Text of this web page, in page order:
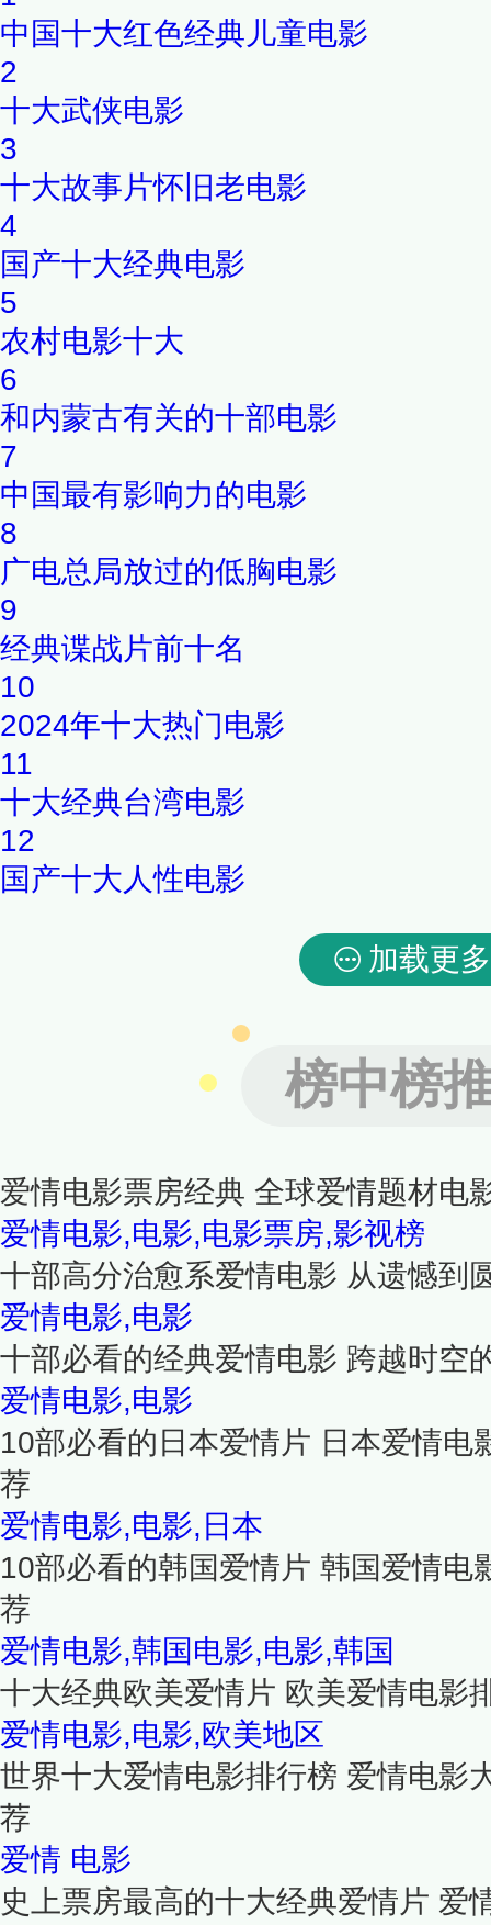
中国十大红色经典儿童电影
2
十大武侠电影
3
十大故事片怀旧老电影
4
国产十大经典电影
5
农村电影十大
6
和内蒙古有关的十部电影
7
中国最有影响力的电影
8
广电总局放过的低胸电影
9
经典谍战片前十名
10
2024年十大热门电影
11
十大经典台湾电影
12
国产十大人性电影
加载更多
榜中榜
爱情电影票房经典 全球爱情题材电
爱情电影,电影,电影票房,影视榜
十部高分治愈系爱情电影 从遗憾到
爱情电影,电影
十部必看的经典爱情电影 跨越时空
爱情电影,电影
10部必看的日本爱情片 日本爱情电
荐
爱情电影,电影,日本
10部必看的韩国爱情片 韩国爱情电
荐
爱情电影,韩国电影,电影,韩国
十大经典欧美爱情片 欧美爱情电影
爱情电影,电影,欧美地区
世界十大爱情电影排行榜 爱情电影
荐
爱情 电影
史上票房最高的十大经典爱情片 爱